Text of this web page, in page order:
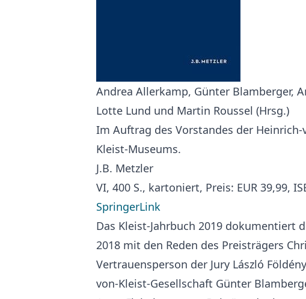
Andrea Allerkamp, Günter Blamberger,
Lotte Lund und Martin Roussel (Hrsg.)
Im Auftrag des Vorstandes der
Kleist-Museums.
J.B. Metzler
VI, 400 S., kartoniert, Preis: EUR 39,99,
SpringerLink
Das Kleist-Jahrbuch 2019 dokumentiert
2018 mit den Reden des Preisträgers
Vertrauensperson der Jury László
von-Kleist-Gesellschaft Günter